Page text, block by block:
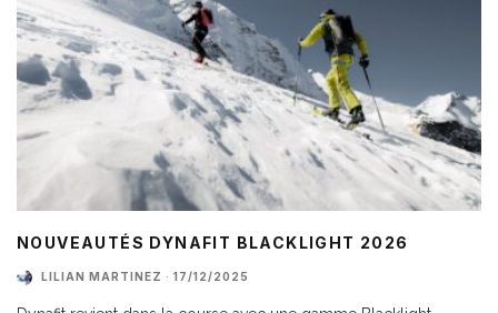
NOUVEAUTÉS DYNAFIT BLACKLIGHT 2026
LILIAN MARTINEZ · 17/12/2025